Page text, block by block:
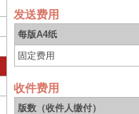
发送费用
每版A4纸
固定费用
收件费用
版数（收件人缴付）